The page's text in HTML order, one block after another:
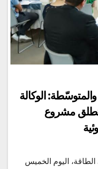
الوكالة
تطلق مشروع
اليوم الخميس